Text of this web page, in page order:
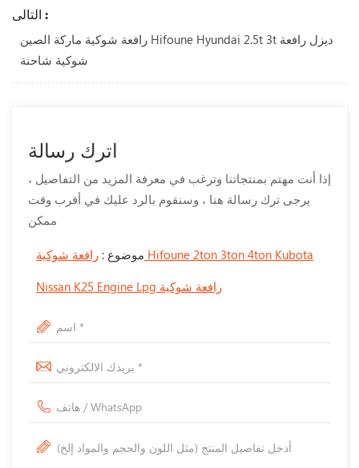
التالى :
رافعة شوكية ماركة الصين Hifoune Hyundai 2.5t 3t ديزل رافعة
شوكية شاحنة
اترك رسالة
إذا أنت مهتم بمنتجاتنا وترغب في معرفة المزيد من التفاصيل ،
يرجى ترك رسالة هنا ، وسنقوم بالرد عليك في أقرب وقت
ممكن
موضوع : رافعة شوكية Hifoune 2ton 3ton 4ton Kubota
Nissan K25 Engine Lpg رافعة شوكية